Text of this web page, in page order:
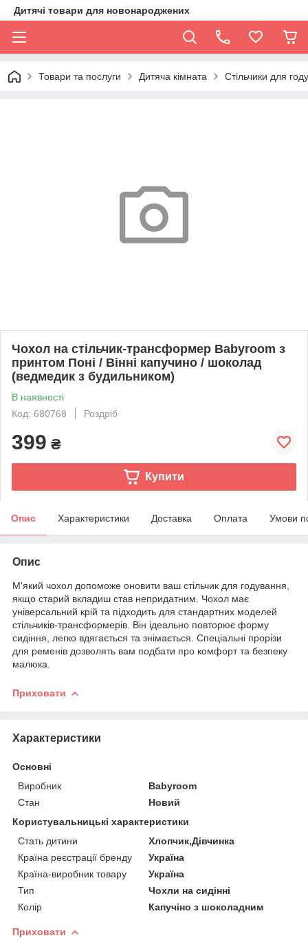
Дитячі товари для новонароджених
Товари та послуги Дитяча кімната Стільчики для
Чохол на стільчик-трансформер Babyroom з
принтом Поні / Вінні капучино / шоколад
(ведмедик з будильником)
В наявності
Код: 680768
Роздріб
399 ₴
Купити
Опис Характеристики Доставка Оплата Умови
Опис
М'який чохол допоможе оновити ваш стільчик для годування,
якщо старий вкладиш став непридатним. Чохол має
універсальний крій та підходить для стандартних моделей
стільчиків-трансформерів. Він ідеально повторює форму
сидіння, легко вдягається та знімається. Спеціальні прорізи
для ременів дозволять вам подбати про комфорт та безпеку
малюка.
Приховати
Характеристики
Основні
Виробник
Babyroom
Стан
Новий
Користувальницькі характеристики
Стать дитини
Хлопчик,Дівчинка
Країна реєстрації бренду
Україна
Країна-виробник товару
Україна
Тип
Чохли на сидінні
Колір
Капучіно з шоколадним
Приховати